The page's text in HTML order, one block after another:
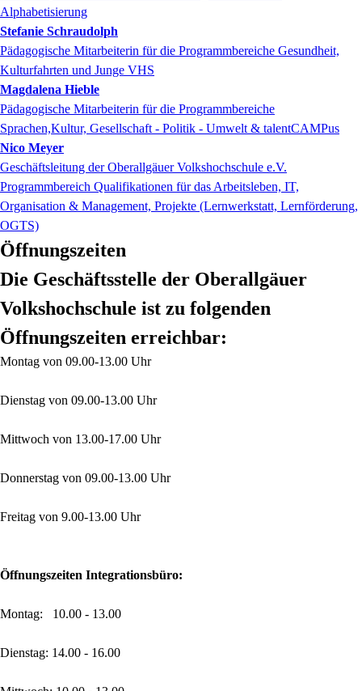
Alphabetisierung
Stefanie Schraudolph
Pädagogische Mitarbeiterin für die Programmbereiche Gesundheit,
Kulturfahrten und Junge VHS
Magdalena Hieble
Pädagogische Mitarbeiterin für die Programmbereiche
Sprachen,Kultur, Gesellschaft - Politik - Umwelt & talentCAMPus
Nico Meyer
Geschäftsleitung der Oberallgäuer Volkshochschule e.V.
Programmbereich Qualifikationen für das Arbeitsleben, IT,
Organisation & Management, Projekte (Lernwerkstatt, Lernförderung,
OGTS)
Öffnungszeiten
Die Geschäftsstelle der Oberallgäuer
Volkshochschule ist zu folgenden
Öffnungszeiten erreichbar:
Montag von 09.00-13.00 Uhr
Dienstag von 09.00-13.00 Uhr
Mittwoch von 13.00-17.00 Uhr
Donnerstag von 09.00-13.00 Uhr
Freitag von 9.00-13.00 Uhr
Öffnungszeiten Integrationsbüro:
Montag: 10.00 - 13.00
Dienstag: 14.00 - 16.00